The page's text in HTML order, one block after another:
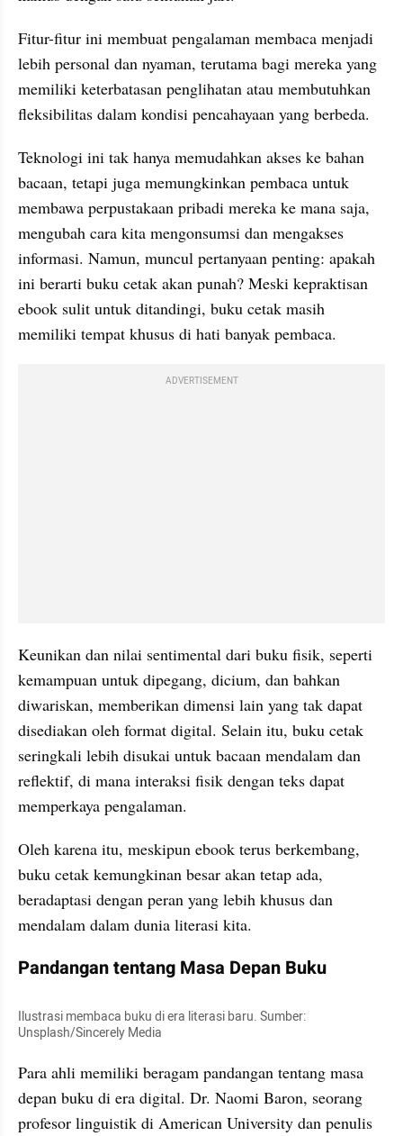
Fitur-fitur ini membuat pengalaman membaca menjadi
lebih personal dan nyaman, terutama bagi mereka yang
memiliki keterbatasan penglihatan atau membutuhkan
fleksibilitas dalam kondisi pencahayaan yang berbeda.
Teknologi ini tak hanya memudahkan akses ke bahan
bacaan, tetapi juga memungkinkan pembaca untuk
membawa perpustakaan pribadi mereka ke mana saja,
mengubah cara kita mengonsumsi dan mengakses
informasi. Namun, muncul pertanyaan penting: apakah
ini berarti buku cetak akan punah? Meski kepraktisan
ebook sulit untuk ditandingi, buku cetak masih
memiliki tempat khusus di hati banyak pembaca.
ADVERTISEMENT
Keunikan dan nilai sentimental dari buku fisik, seperti
kemampuan untuk dipegang, dicium, dan bahkan
diwariskan, memberikan dimensi lain yang tak dapat
disediakan oleh format digital. Selain itu, buku cetak
seringkali lebih disukai untuk bacaan mendalam dan
reflektif, di mana interaksi fisik dengan teks dapat
memperkaya pengalaman.
Oleh karena itu, meskipun ebook terus berkembang,
buku cetak kemungkinan besar akan tetap ada,
beradaptasi dengan peran yang lebih khusus dan
mendalam dalam dunia literasi kita.
Pandangan tentang Masa Depan Buku
Ilustrasi membaca buku di era literasi baru. Sumber:
Unsplash/Sincerely Media
Para ahli memiliki beragam pandangan tentang masa
depan buku di era digital. Dr. Naomi Baron, seorang
profesor linguistik di American University dan penulis